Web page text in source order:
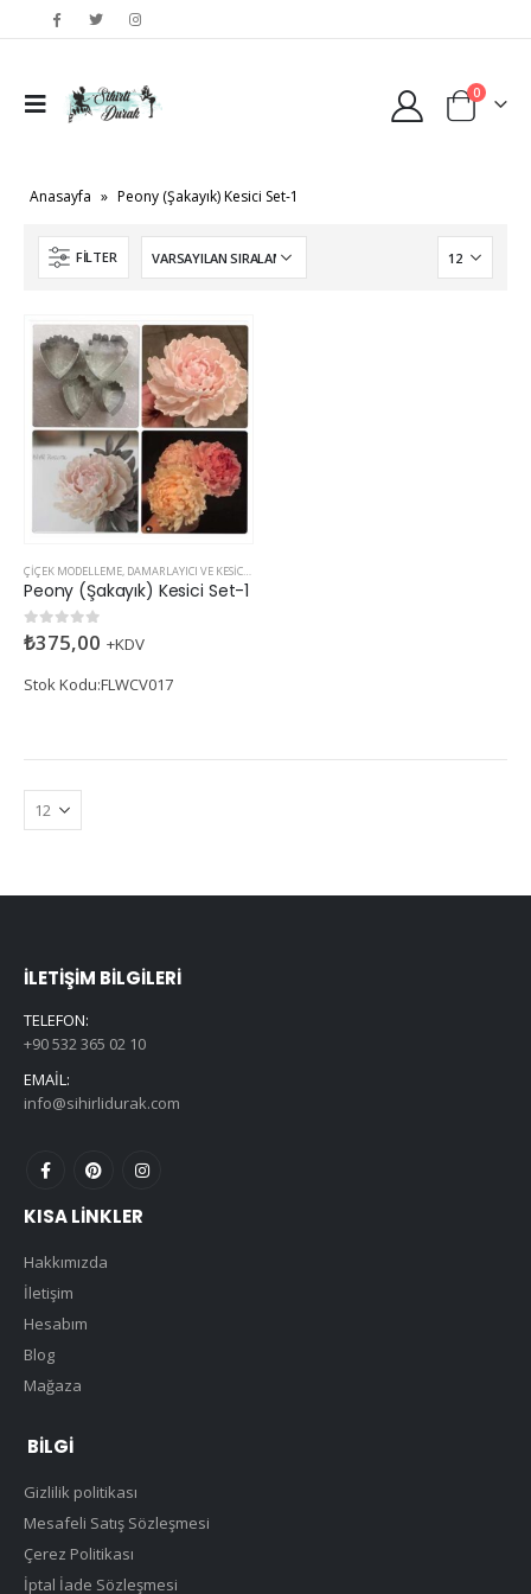
0
Anasayfa » Peony (Şakayık) Kesici Set-1
FILTER
ÇIÇEK MODELLEME, DAMARLAYICI VE KESICILER
Peony (Şakayık) Kesici Set-1
05 üzerinden
₺375,00 +KDV
Stok Kodu:FLWCV017
İLETIŞIM BILGILERI
TELEFON:
+90 532 365 02 10
EMAIL:
info@sihirlidurak.com
KISA LINKLER
Hakkımızda
İletişim
Hesabım
Blog
Mağaza
BILGI
Gizlilik politikası
Mesafeli Satış Sözleşmesi
Çerez Politikası
İptal İade Sözleşmesi